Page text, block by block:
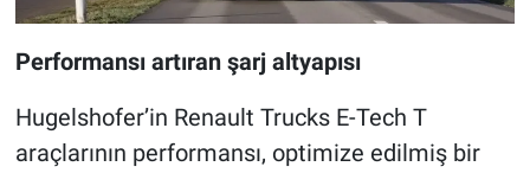
Performansı artıran şarj altyapısı
Hugelshofer’in Renault Trucks E-Tech T
araçlarının performansı, optimize edilmiş bir